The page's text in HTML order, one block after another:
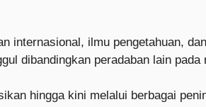
internasional, ilmu pengetahuan,
dibandingkan peradaban lain pada
hingga kini melalui berbagai